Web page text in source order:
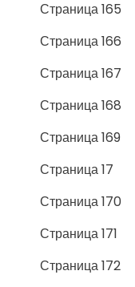
Страница 165
Страница 166
Страница 167
Страница 168
Страница 169
Страница 17
Страница 170
Страница 171
Страница 172